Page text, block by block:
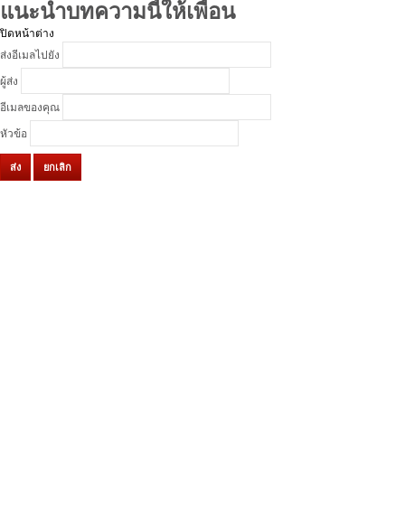
แนะนำบทความนี้ให้เพื่อน
ปิดหน้าต่าง
ส่งอีเมลไปยัง
ผู้ส่ง
อีเมลของคุณ
หัวข้อ
ส่ง ยกเลิก